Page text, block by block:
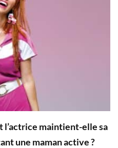
maintient-elle sa
une maman active ?